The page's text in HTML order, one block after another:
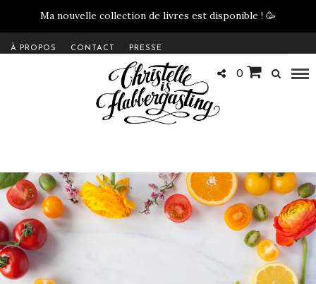
Ma nouvelle collection de livres est disponible ! 🥳
À PROPOS CONTACT PRESSE
0